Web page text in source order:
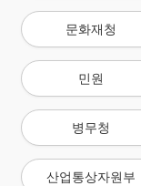
문화재청
민원
병무청
산업통상자원부